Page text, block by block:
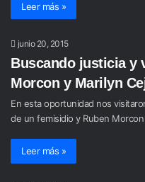
Leer más »
junio 20, 2015
Buscando justicia y
Morcon y Marilyn
En esta oportunidad nos
de un femisidio y Ruben
Leer más »